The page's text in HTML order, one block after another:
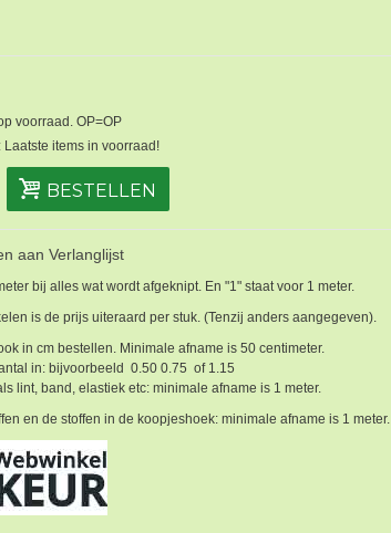
voorraad. OP=OP
items in voorraad!
BESTELLEN
aan Verlanglijst
bij alles wat wordt afgeknipt. En "1" staat voor 1 meter.
is de prijs uiteraard per stuk. (Tenzij anders aangegeven).
in cm bestellen. Minimale afname is 50 centimeter.
in: bijvoorbeeld 0.50 0.75 of 1.15
lint, band, elastiek etc: minimale afname is 1 meter.
en de stoffen in de koopjeshoek: minimale afname is 1 meter.